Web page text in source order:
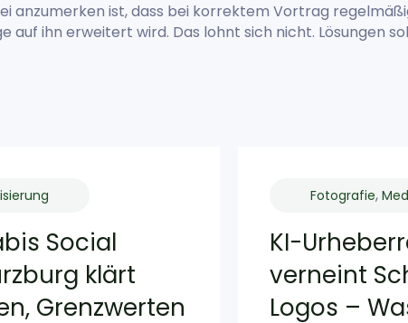
anzumerken ist, dass bei korrektem Vortrag
auf ihn erweitert wird. Das lohnt sich nicht. Lösungen
Social
klärt
Grenzwerten
Fotografie,
KI-
verneint
Logos –